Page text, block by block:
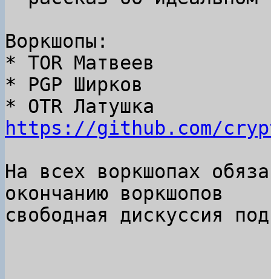
Воркшопы:
* TOR Матвеев
* PGP Ширков
https://github.com/
На всех воркшопах
окончанию воркшопов
свободная дискуссия